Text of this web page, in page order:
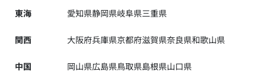
東海 愛知県静岡県岐阜県三重県
関西 大阪府兵庫県京都府滋賀県奈良県和歌山県
中国 岡山県広島県鳥取県島根県山口県